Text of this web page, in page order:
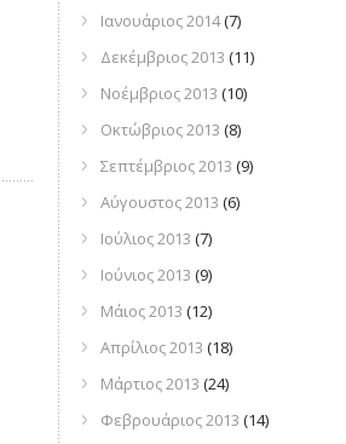
Ιανουάριος 2014(7)
Δεκέμβριος 2013 (11)
Νοέμβριος 2013 (10)
Οκτώβριος 2013 (8)
Σεπτέμβριος 2013 (9)
Αύγουστος 2013 (6)
Ιούλιος 2013 (7)
Ιούνιος 2013 (9)
Μάιος 2013 (12)
Απρίλιος 2013 (18)
Μάρτιος 2013 (24)
Φεβρουάριος 2013 (14)